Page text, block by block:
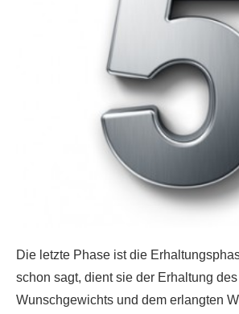
Die letzte Phase ist die
schon sagt, dient sie der Erhaltung
Wunschgewichts und dem erlangten